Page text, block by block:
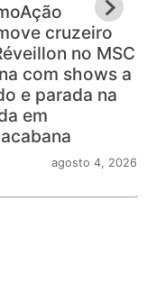
cruzeiro
no MSC
com shows a
e parada na
em
agosto 4, 2026